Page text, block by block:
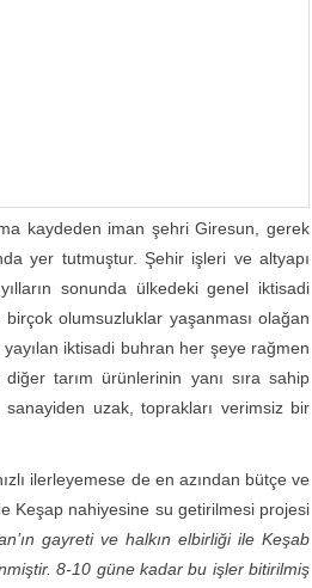
kaydeden iman şehri Giresun, gerek
yer tutmuştur. Şehir işleri ve altyapı
sonunda ülkedeki genel iktisadi
birçok olumsuzluklar yaşanması olağan
iktisadi buhran her şeye rağmen
tarım ürünlerinin yanı sıra sahip
uzak, toprakları verimsiz bir
ilerleyemese de en azından bütçe ve
Keşap nahiyesine su getirilmesi projesi
gayreti ve halkın elbirliği ile Keşab
8-10 güne kadar bu işler bitirilmiş